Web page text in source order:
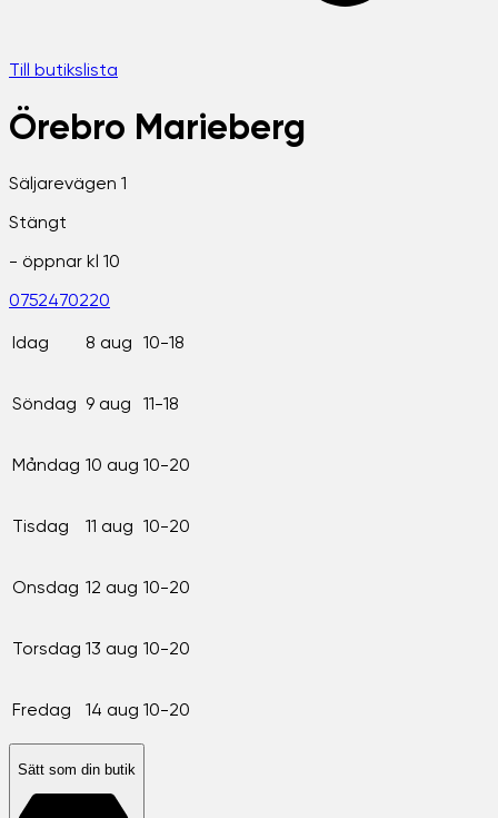
Till butikslista
Örebro Marieberg
Säljarevägen 1
Stängt
- öppnar kl 10
0752470220
Idag 8 aug 10-18
Söndag 9 aug 11-18
Måndag 10 aug 10-20
Tisdag 11 aug 10-20
Onsdag 12 aug 10-20
Torsdag 13 aug 10-20
Fredag 14 aug 10-20
Sätt som din butik